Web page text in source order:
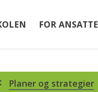
FOR ANSATTE
Planer og strategier